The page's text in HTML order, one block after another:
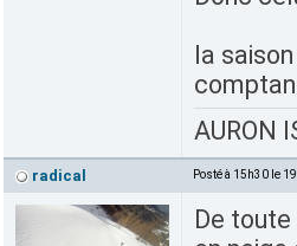
la
AURON
radical Posté à 15h30 le
De